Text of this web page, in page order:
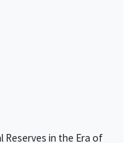
Reserves in the Era of